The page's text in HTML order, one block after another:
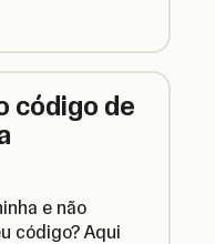
código de
e não
código? Aqui